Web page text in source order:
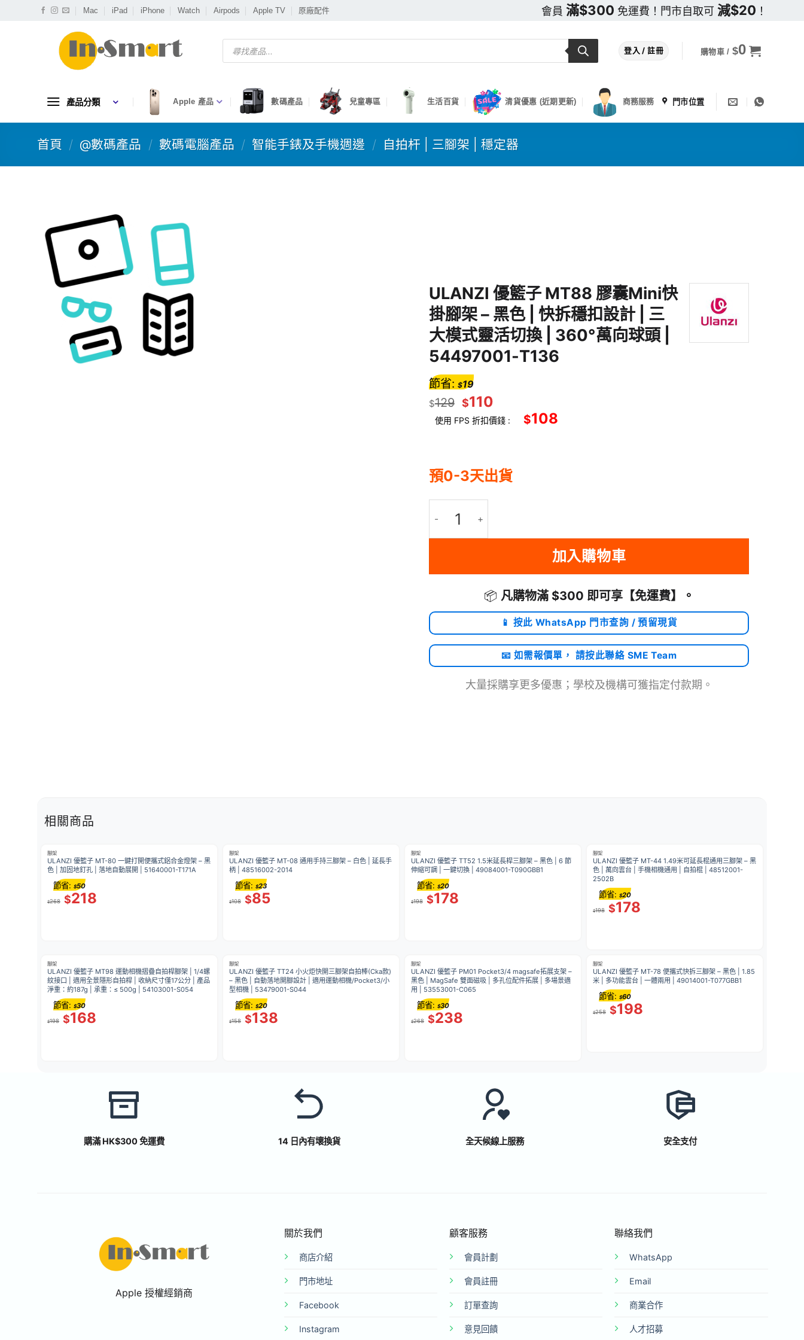
Mac iPad iPhone Watch Airpods Apple TV 原廠配件 會員 滿$300 免運費！門市自取可 減$20 ！
Products
search
登入 / 註冊 購物車 / $0
產品分類 Apple 產品 數碼產品 兒童專區 生活百貨 清貨優惠 (近期更新) 商務服務 門市位置
首頁 / @數碼產品 / 數碼電腦產品 / 智能手錶及手機週邊 / 自拍杆 | 三腳架 | 穩定器
ULANZI 優籃子 MT88 膠囊Mini快
掛腳架 – 黑色 | 快拆穩扣設計 | 三
大模式靈活切換 | 360°萬向球頭 |
54497001-T136
$129 $110
節省: $19
使用 FPS 折扣價錢 : $108
預0-3天出貨
加入購物車
📦 凡購物滿 $300 即可享【免運費】 。
📱 按此 WhatsApp 門市查詢 / 預留現貨
📧 如需報價單， 請按此聯絡 SME Team
大量採購享更多優惠；學校及機構可獲指定付款期。
相關商品
腳架
ULANZI 優籃子 MT-80 一鍵打開便攜式鋁合金燈架 – 黑
色 | 加固地釘孔 | 落地自動展開 | 51640001-T171A
$268 $218
節省: $50
腳架
ULANZI 優籃子 MT-08 通用手持三腳架 – 白色 | 延長手
柄 | 48516002-2014
$108 $85
節省: $23
腳架
ULANZI 優籃子 TT52 1.5米延長桿三腳架 – 黑色 | 6 節
伸縮可調 | 一鍵切換 | 49084001-T090GBB1
$198 $178
節省: $20
腳架
ULANZI 優籃子 MT-44 1.49米可延長棍通用三腳架 – 黑
色 | 萬向雲台 | 手機相機通用 | 自拍棍 | 48512001-
2502B
$198 $178
節省: $20
腳架
ULANZI 優籃子 MT98 運動相機摺疊自拍桿腳架 | 1/4螺
紋接口 | 適用全景隱形自拍桿 | 收納尺寸僅17公分 | 產品
淨重：約187g | 承重：≤ 500g | 54103001-S054
$198 $168
節省: $30
腳架
ULANZI 優籃子 TT24 小火炬快開三腳架自拍棒(Cka款)
– 黑色 | 自動落地開腳設計 | 適用運動相機/Pocket3/小
型相機 | 53479001-S044
$158 $138
節省: $20
腳架
ULANZI 優籃子 PM01 Pocket3/4 magsafe拓展支架 –
黑色 | MagSafe 雙面磁吸 | 多孔位配件拓展 | 多場景適
用 | 53553001-C065
$268 $238
節省: $30
腳架
ULANZI 優籃子 MT-78 便攜式快拆三腳架 – 黑色 | 1.85
米 | 多功能雲台 | 一體兩用 | 49014001-T077GBB1
$258 $198
節省: $60
購滿 HK$300 免運費 14 日內有壞換貨 全天候線上服務 安全支付
Apple 授權經銷商
關於我們
商店介紹
門市地址
Facebook
Instagram
顧客服務
會員計劃
會員註冊
訂單查詢
意見回饋
聯絡我們
WhatsApp
Email
商業合作
人才招募